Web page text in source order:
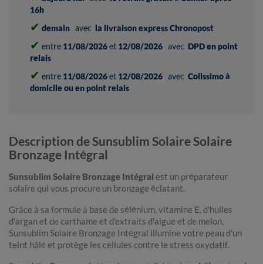
16h
✔ demain avec la livraison express Chronopost
✔ entre 11/08/2026et 12/08/2026 avec DPD en point
relais
✔ entre 11/08/2026et 12/08/2026 avec Colissimo à
domicile ou en point relais
Description de Sunsublim Solaire Solaire
Bronzage Intégral
Sunsublim Solaire Bronzage Intégral est un préparateur
solaire qui vous procure un bronzage éclatant.
Grâce à sa formule à base de sélénium, vitamine E, d'huiles
d'argan et de carthame et d'extraits d'algue et de melon,
Sunsublim Solaire Bronzage Intégral illumine votre peau d'un
teint hâlé et protège les cellules contre le stress oxydatif.